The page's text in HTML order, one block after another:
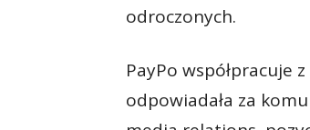
odroczonych.
PayPo współpracuje
odpowiadała za